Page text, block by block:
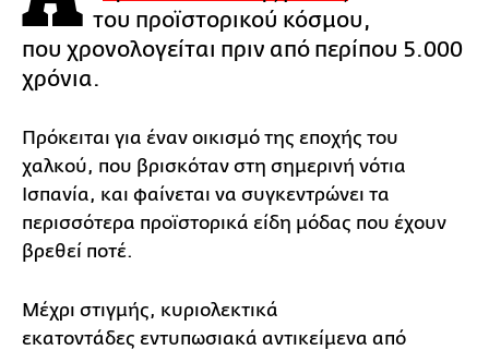
του προϊστορικού κόσμου,
που χρονολογείται πριν από περίπου 5.000
χρόνια.
Πρόκειται για έναν οικισμό της εποχής του
χαλκού, που βρισκόταν στη σημερινή νότια
Ισπανία, και φαίνεται να συγκεντρώνει τα
περισσότερα προϊστορικά είδη μόδας που έχουν
βρεθεί ποτέ.
Μέχρι στιγμής, κυριολεκτικά
εκατοντάδες εντυπωσιακά αντικείμενα από